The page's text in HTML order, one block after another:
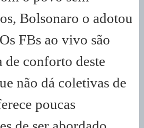
Bolsonaro o adotou
FBs ao vivo são
de conforto deste
não dá coletivas de
poucas